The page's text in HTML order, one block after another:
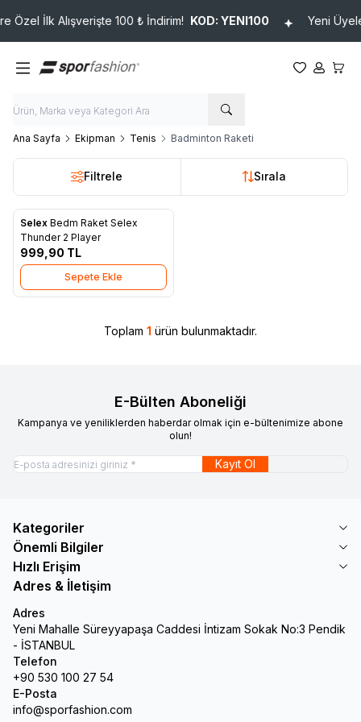
Özel İlk Alışverişte 100 ₺ İndirim!KOD: YENI100 Yeni
Favorilerim
Hesabım
Ana Sayfa Ekipman Tenis Badminton Raketi
Filtrele Sırala
Favorilere Ekle
Selex Bedm Raket Selex
Thunder 2 Player
999,90 TL
Sepete Ekle
Toplam 1 ürün bulunmaktadır.
E-Bülten Aboneliği
Kampanya ve yeniliklerden haberdar olmak için e-bültenimize abone
olun!
Kayıt Ol
Kategoriler
Önemli Bilgiler
Hızlı Erişim
Adres & İletişim
Adres
Yeni Mahalle Süreyyapaşa Caddesi İntizam Sokak No:3 Pendik
- İSTANBUL
Telefon
+90 530 100 27 54
E-Posta
info@sporfashion.com